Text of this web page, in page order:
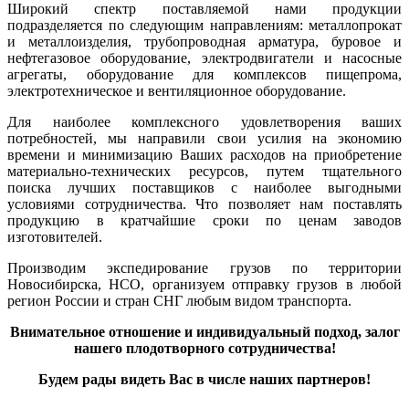
Широкий спектр поставляемой нами продукции
подразделяется по следующим направлениям: металлопрокат
и металлоизделия, трубопроводная арматура, буровое и
нефтегазовое оборудование, электродвигатели и насосные
агрегаты, оборудование для комплексов пищепрома,
электротехническое и вентиляционное оборудование.
Для наиболее комплексного удовлетворения ваших
потребностей, мы направили свои усилия на экономию
времени и минимизацию Ваших расходов на приобретение
материально-технических ресурсов, путем тщательного
поиска лучших поставщиков с наиболее выгодными
условиями сотрудничества. Что позволяет нам поставлять
продукцию в кратчайшие сроки по ценам заводов
изготовителей.
Производим экспедирование грузов по территории
Новосибирска, НСО, организуем отправку грузов в любой
регион России и стран СНГ любым видом транспорта.
Внимательное отношение и индивидуальный подход, залог
нашего плодотворного сотрудничества!
Будем рады видеть Вас в числе наших партнеров!